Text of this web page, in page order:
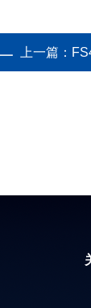
上一篇：